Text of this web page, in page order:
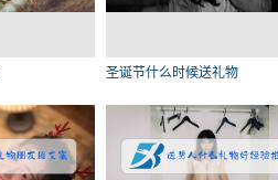
圣诞节什么时候送礼物